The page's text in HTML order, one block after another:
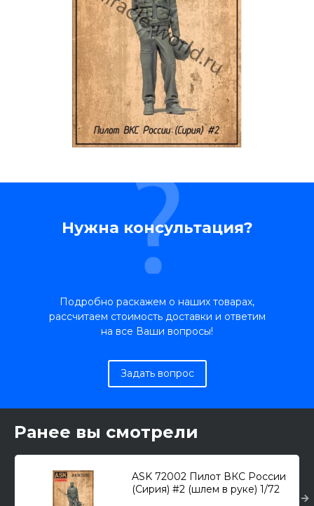
Нужна консультация?
Подробно раскажем о наших товарах,
рассчитаем стоимость доставки и ответим
на все Ваши вопросы!
Задать вопрос
Ранее вы смотрели
ASK 72002 Пилот ВКС России
(Сирия) #2 (шлем в руке) 1/72